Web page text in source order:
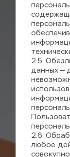
2.5.
данных —
2.6.
любое